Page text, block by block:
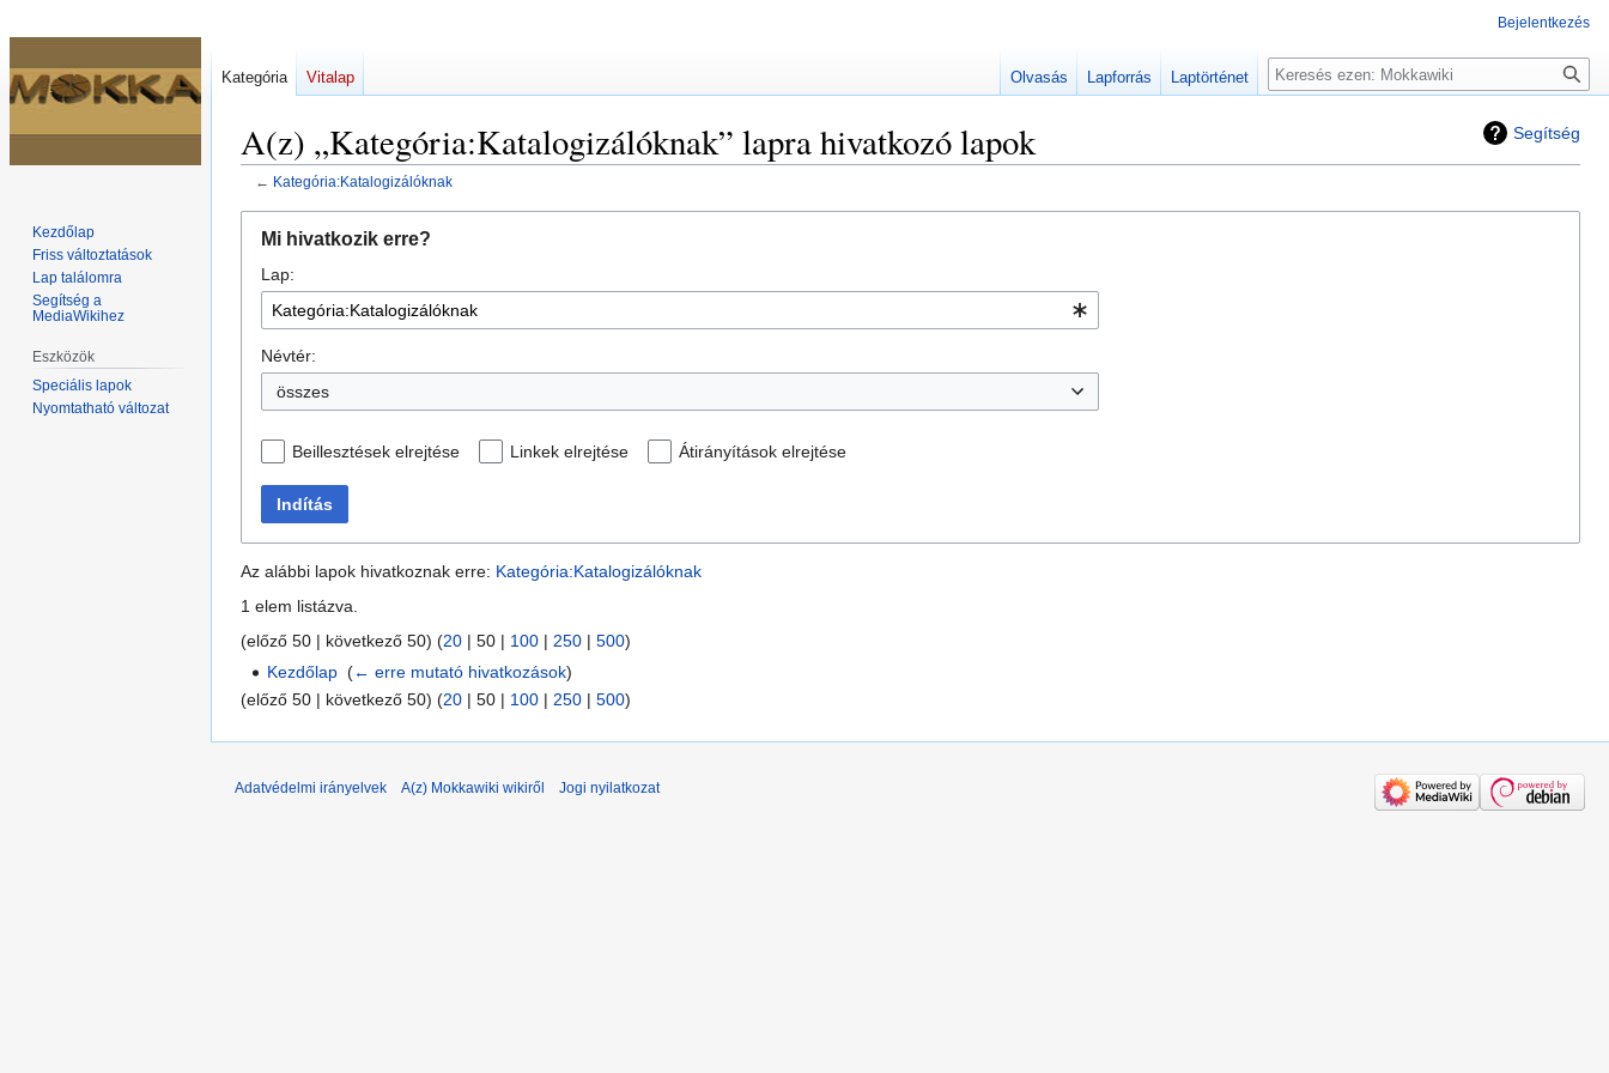
Segítség
A(z) „Kategória:Katalogizálóknak” lapra hivatkozó lapok
← Kategória:Katalogizálóknak
navigációhoz
kereséshez
Mi hivatkozik erre?
Lap:
Névtér:
összes
Beillesztések elrejtése Linkek elrejtése Átirányítások elrejtése
Indítás
Az alábbi lapok hivatkoznak erre: Kategória:Katalogizálóknak
1 elem listázva.
(előző 50 | következő 50) (20 | 50 | 100 | 250 | 500)
Kezdőlap ‎(← erre mutató hivatkozások)
(előző 50 | következő 50) (20 | 50 | 100 | 250 | 500)
Bejelentkezés
Kategória Vitalap Olvasás Lapforrás Laptörténet Keresés
Kezdőlap
Friss változtatások
Lap találomra
Segítség a
MediaWikihez
Eszközök
Speciális lapok
Nyomtatható változat
Adatvédelmi irányelvek A(z) Mokkawiki wikiről Jogi nyilatkozat